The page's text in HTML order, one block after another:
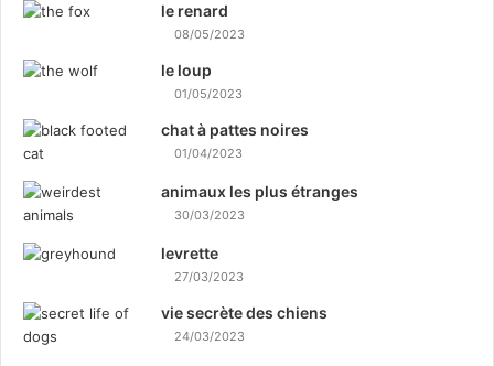
le renard
08/05/2023
le loup
01/05/2023
chat à pattes noires
01/04/2023
animaux les plus étranges
30/03/2023
levrette
27/03/2023
vie secrète des chiens
24/03/2023